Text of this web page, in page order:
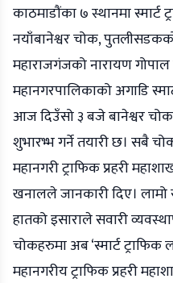
काठमाडौंका ७ स्थानमा
नयाँबानेश्वर चोक,
महाराजगंजको नारायण
महानगरपालिकाको अगाडि
आज दिउँसो ३ बजे बानेश्वर
शुभारभ्भ गर्ने तयारी छ। सबै
महानगरी ट्राफिक प्रहरी
खनालले जानकारी दिए।
हातको इसाराले सवारी
चोकहरुमा अब ‘स्मार्ट ट्राफिक
महानगरीय ट्राफिक प्रहरी